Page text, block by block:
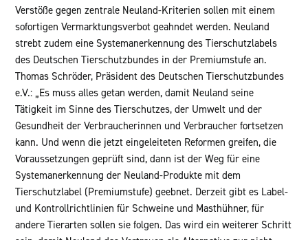
Verstöße gegen zentrale Neuland-Kriterien sollen mit einem
sofortigen Vermarktungsverbot geahndet werden. Neuland
strebt zudem eine Systemanerkennung des Tierschutzlabels
des Deutschen Tierschutzbundes in der Premiumstufe an.
Thomas Schröder, Präsident des Deutschen Tierschutzbundes
e.V.: „Es muss alles getan werden, damit Neuland seine
Tätigkeit im Sinne des Tierschutzes, der Umwelt und der
Gesundheit der Verbraucherinnen und Verbraucher fortsetzen
kann. Und wenn die jetzt eingeleiteten Reformen greifen, die
Voraussetzungen geprüft sind, dann ist der Weg für eine
Systemanerkennung der Neuland-Produkte mit dem
Tierschutzlabel (Premiumstufe) geebnet. Derzeit gibt es Label-
und Kontrollrichtlinien für Schweine und Masthühner, für
andere Tierarten sollen sie folgen. Das wird ein weiterer Schritt